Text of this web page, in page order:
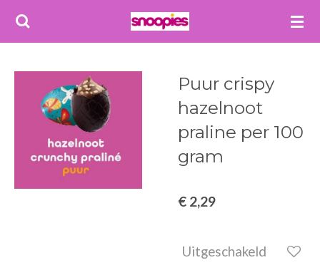
Ga
de
hoofdinhoud
Puur crispy
hazelnoot
praline per 100
gram
€ 2,29
Uitgeschakeld